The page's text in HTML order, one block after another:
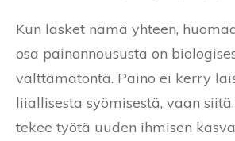
Kun lasket nämä yhteen,
osa painonnoususta on
välttämätöntä. Paino ei kerry
liiallisesta syömisestä, vaan
tekee työtä uuden ihmisen